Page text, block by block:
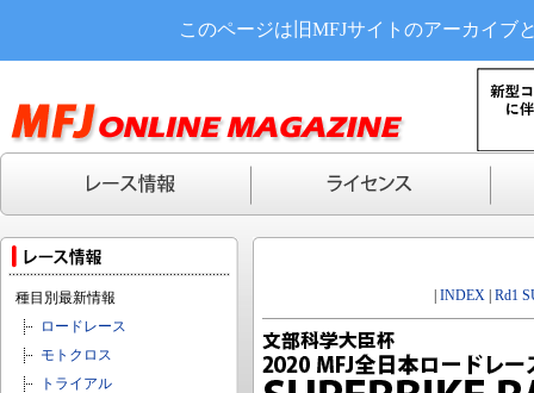
このページは旧MFJサイトのアーカイブ
種目別最新情報
ロードレース
モトクロス
トライアル
INDEX Rd1